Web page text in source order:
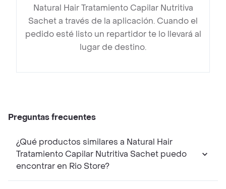
Natural Hair Tratamiento Capilar Nutritiva
Sachet a través de la aplicación. Cuando el
pedido esté listo un repartidor te lo llevará al
lugar de destino.
Preguntas frecuentes
¿Qué productos similares a Natural Hair
Tratamiento Capilar Nutritiva Sachet puedo
encontrar en Rio Store?